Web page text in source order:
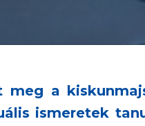
meg a
ismeretek